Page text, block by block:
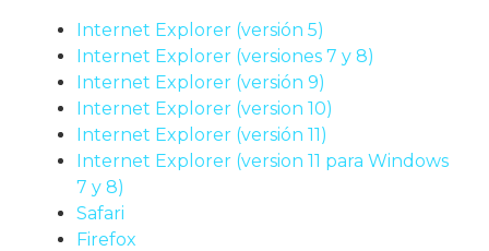
Internet Explorer (versión 5)
Internet Explorer (versiones 7 y 8)
Internet Explorer (versión 9)
Internet Explorer (version 10)
Internet Explorer (versión 11)
Internet Explorer (version 11 para Windows
7 y 8)
Safari
Firefox